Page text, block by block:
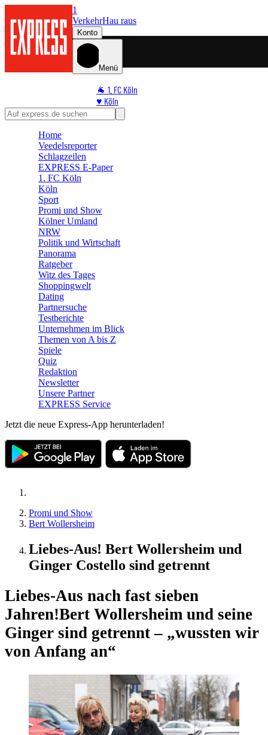
1
VerkehrHau raus
Konto
Menü
🐐 1. FC Köln
♥️ Köln
⭐ Promi
🛒 Shoppingwelt
Home
Veedelsreporter
Schlagzeilen
EXPRESS E-Paper
1. FC Köln
Köln
Sport
Promi und Show
Kölner Umland
NRW
Politik und Wirtschaft
Panorama
Ratgeber
Witz des Tages
Shoppingwelt
Dating
Partnersuche
Testberichte
Unternehmen im Blick
Themen von A bis Z
Spiele
Quiz
Redaktion
Newsletter
Unsere Partner
EXPRESS Service
Jetzt die neue Express-App herunterladen!
Promi und Show
Bert Wollersheim
Liebes-Aus! Bert Wollersheim und
Ginger Costello sind getrennt
Liebes-Aus nach fast sieben
Jahren!Bert Wollersheim und seine
Ginger sind getrennt – „wussten wir
von Anfang an“